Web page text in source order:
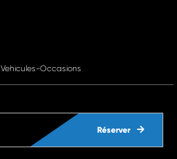
Vehicules-Occasions
Réserver